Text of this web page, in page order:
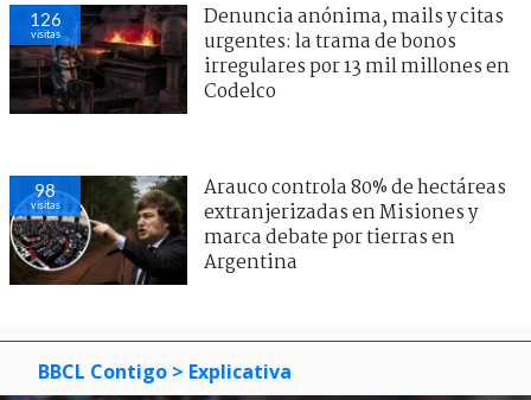
126
visitas
Denuncia anónima, mails y citas
urgentes: la trama de bonos
irregulares por 13 mil millones en
Codelco
98
visitas
Arauco controla 80% de hectáreas
extranjerizadas en Misiones y
marca debate por tierras en
Argentina
BBCL Contigo > Explicativa